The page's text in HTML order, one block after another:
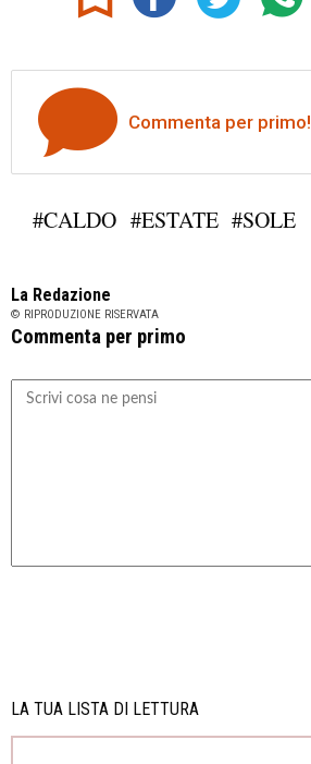
Commenta per primo!
#CALDO #ESTATE #SOLE
La Redazione
© RIPRODUZIONE RISERVATA
Commenta per primo
LA TUA LISTA DI LETTURA